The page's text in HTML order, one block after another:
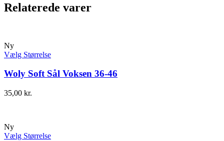
Relaterede varer
Ny
Vælg Størrelse
Woly Soft Sål Voksen 36-46
35,00 kr.
Ny
Vælg Størrelse